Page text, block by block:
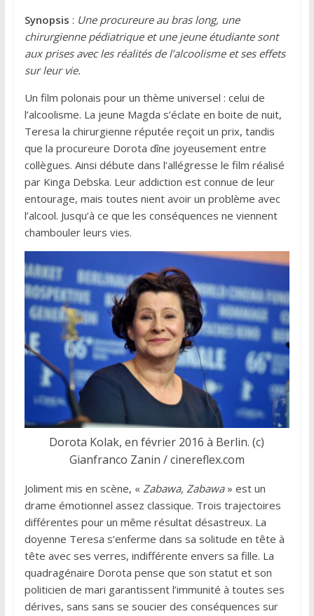
Synopsis : Une procureure au bras long, une
chirurgienne pédiatrique et une jeune étudiante sont
aux prises avec les réalités de l’alcoolisme et ses effets
sur leur vie.
Un film polonais pour un thème universel : celui de
l’alcoolisme. La jeune Magda s’éclate en boite de nuit,
Teresa la chirurgienne réputée reçoit un prix, tandis
que la procureure Dorota dîne joyeusement entre
collègues. Ainsi débute dans l’allégresse le film réalisé
par Kinga Debska. Leur addiction est connue de leur
entourage, mais toutes nient avoir un problème avec
l’alcool. Jusqu’à ce que les conséquences ne viennent
chambouler leurs vies.
Dorota Kolak, en février 2016 à Berlin. (c)
Gianfranco Zanin / cinereflex.com
Joliment mis en scène, « Zabawa, Zabawa» est un
drame émotionnel assez classique. Trois trajectoires
différentes pour un même résultat désastreux. La
doyenne Teresa s’enferme dans sa solitude en tête à
tête avec ses verres, indifférente envers sa fille. La
quadragénaire Dorota pense que son statut et son
politicien de mari garantissent l’immunité à toutes ses
dérives, sans sans se soucier des conséquences sur